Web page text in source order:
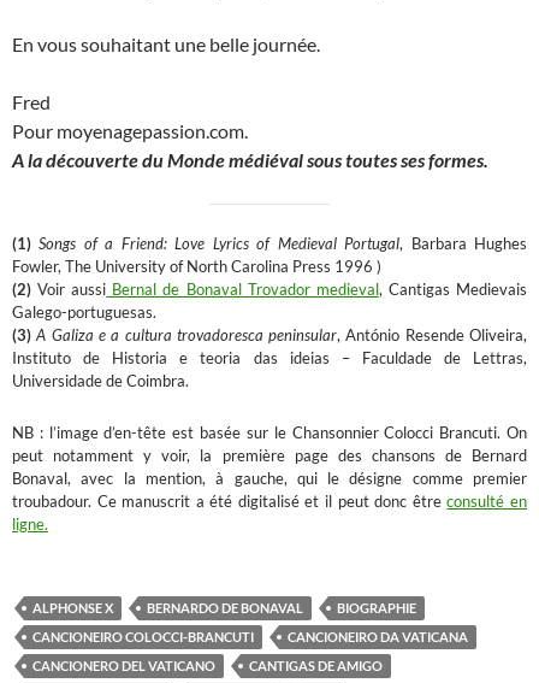
En vous souhaitant une belle journée.
Fred
Pour moyenagepassion.com.
A la découverte du Monde médiéval sous toutes ses formes.
(1) Songs of a Friend: Love Lyrics of Medieval Portugal, Barbara Hughes
Fowler, The University of North Carolina Press 1996 )
(2) Voir aussi Bernal de Bonaval Trovador medieval, Cantigas Medievais
Galego-portuguesas.
(3) A Galiza e a cultura trovadoresca peninsular, António Resende Oliveira,
Instituto de Historia e teoria das ideias – Faculdade de Lettras,
Universidade de Coimbra.
NB : l’image d’en-tête est basée sur le Chansonnier Colocci Brancuti. On
peut notamment y voir, la première page des chansons de Bernard
Bonaval, avec la mention, à gauche, qui le désigne comme premier
troubadour. Ce manuscrit a été digitalisé et il peut donc êtreconsulté en
ligne.
ALPHONSE X BERNARDO DE BONAVAL
BIOGRAPHIE
CANCIONEIRO COLOCCI-BRANCUTI
CANCIONEIRO DA VATICANA
CANCIONERO DEL VATICANO
CANTIGAS DE AMIGO